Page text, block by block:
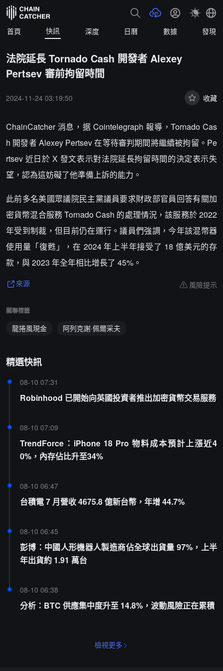
首頁 快訊 深度 日曆 數據 發現
法院延長 Tornado Cash 開發者 Alexey
Pertsev 審前拘留時間
2024-11-24 03:19:50 收藏
ChainCatcher 消息，据 Cointelegraph 報導，Tornado Cas
h 開發者 Alexey Pertsev 在等待審判期間將繼續被拘留。Pe
rtsev 近日於 X 發文表示對法院延長拘留時間的決定表示失
望，認為這妨礙了他準備上訴的能力。
此前多名美國眾議院民主黨議員要求財政部官員回答有關加
密貨幣混合服務 Tornado Cash 的處理情況，該服務於 2022
年受到制裁，但目前仍在運行。議員們強調，今年該混幣器
使用量「復甦」，在 2024 年上半年接受了 18 億美元的存
款，與 2023 年全年相比增長了 45%。
來源 風險提示
關聯標籤
龍捲風現金 阿列克謝·佩爾采夫
精選快訊
08-10 07:31
Robinhood 已開始向英國投資者推出加密貨幣交易服務
08-10 07:09
TrendForce：iPhone 18 Pro 物料成本預計上漲近4
0%，內存佔比升至34%
08-10 06:47
台積電 7 月營收 4675.8 億新台幣，年增 44.7%
08-10 06:45
彭博：中國人形機器人製造商佔全球出貨量 97%，上半
年出貨約 1.91 萬台
08-10 06:38
分析：BTC 供應集中度升至 14.8%，波動風險正在累積
檢視更多